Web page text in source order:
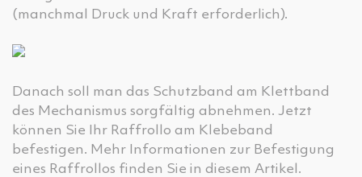
(manchmal Druck und Kraft erforderlich).
Danach soll man das Schutzband am Klettband
des Mechanismus sorgfältig abnehmen. Jetzt
können Sie Ihr Raffrollo am Klebeband
befestigen. Mehr Informationen zur Befestigung
eines Raffrollos finden Sie in diesem Artikel.